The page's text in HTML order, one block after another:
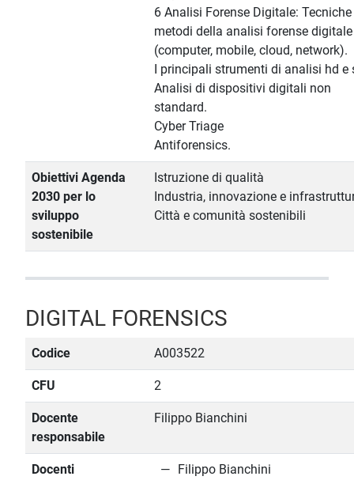
6 Analisi Forense Digitale: Tecniche
metodi della analisi forense digitale
(computer, mobile, cloud, network).
I principali strumenti di analisi hd e
Analisi di dispositivi digitali non
standard.
Cyber Triage
Antiforensics.
Obiettivi Agenda
2030 per lo
sviluppo
sostenibile
Istruzione di qualità
Industria, innovazione e
Città e comunità sostenibili
DIGITAL FORENSICS
Codice A003522
CFU 2
Docente
responsabile
Filippo Bianchini
Docenti
Filippo Bianchini